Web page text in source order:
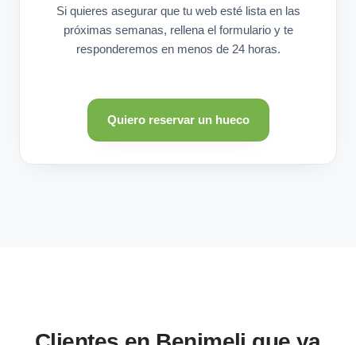
Si quieres asegurar que tu web esté lista en las
próximas semanas, rellena el formulario y te
responderemos en menos de 24 horas.
Quiero reservar un hueco